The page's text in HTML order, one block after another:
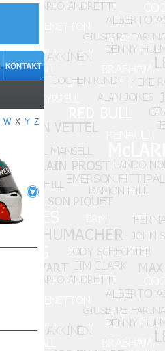
W X Y Z